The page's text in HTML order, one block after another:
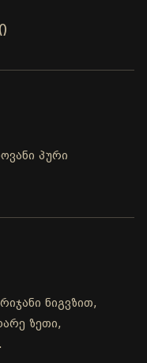
პური
ნიგვზით,
ზეთი,